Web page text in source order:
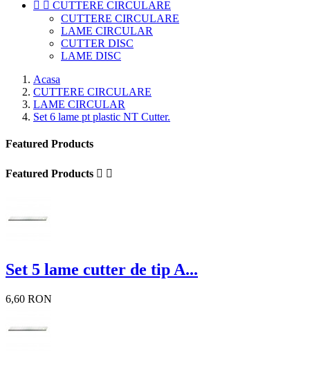
  CUTTERE CIRCULARE
CUTTERE CIRCULARE
LAME CIRCULAR
CUTTER DISC
LAME DISC
Acasa
CUTTERE CIRCULARE
LAME CIRCULAR
Set 6 lame pt plastic NT Cutter.
Featured Products
Featured Products  
Set 5 lame cutter de tip A...
6,60 RON